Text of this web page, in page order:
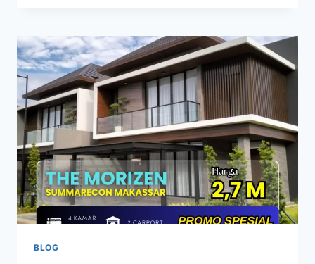
NIKMATI
PROMO
MENARIK
DI
THE
MORIZEN
SUMMARECON
MAKASSAR
BLOG